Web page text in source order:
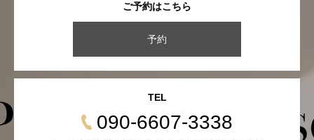
ご予約はこちら
予約
TEL
090-6607-3338